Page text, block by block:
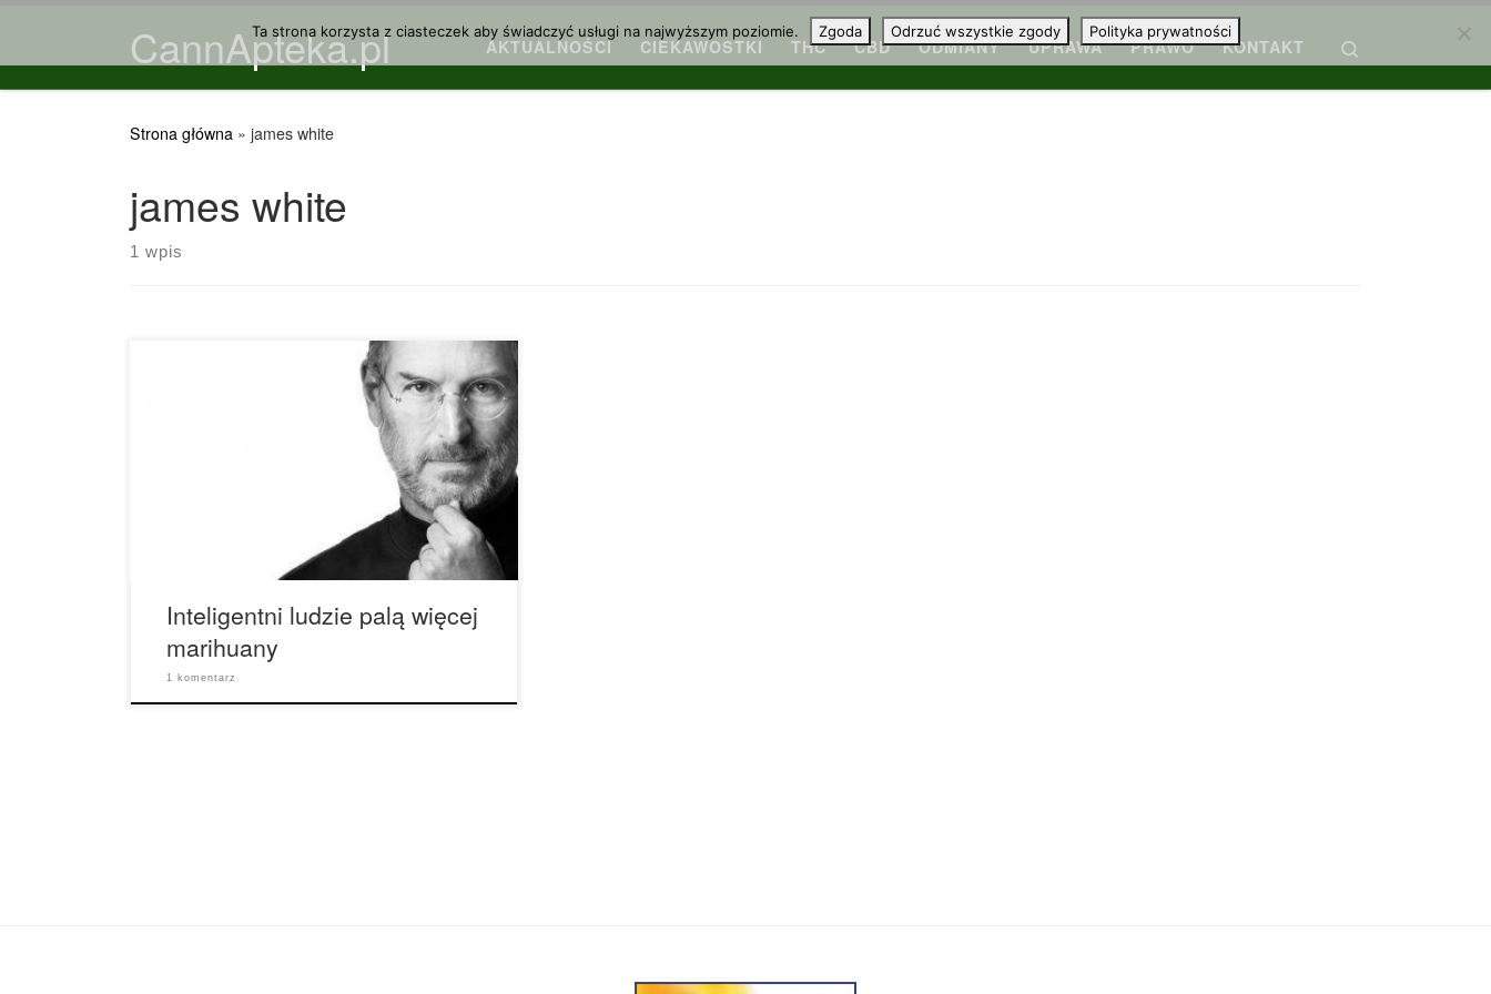
Przejdź do treściCannApteka.pl AKTUALNOŚCI CIEKAWOSTKI THC CBD ODMIANY UPRAWA PRAWO KONTAKT
Strona główna » james white
james white
1 wpis
Badanie przeprowadzone przez British Medical
Journal wykazało, że osoby z wyższym IQ w
dzieciństwie, mogą częściej korzystać z
pochodnych cannabis w wieku 30 lat. Naukowcy
testowali IQ około 8.000 mężczyzn i kobiet,
czterokrotnie, w wieku od 5 do 30 lat i stwierdzili,
że im większa jest wartość intelektualna, tym
Inteligentni ludzie palą więcej
marihuany
1 komentarz
Ta strona korzysta z ciasteczek aby świadczyć usługi na najwyższym poziomie. Zgoda Odrzuć wszystkie zgody Polityka prywatności